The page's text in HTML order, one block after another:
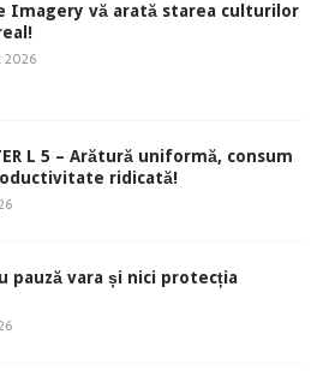
Imagery vă arată starea culturilor
2026
L 5 – Arătură uniformă, consum
ridicată!
pauză vara și nici protecția